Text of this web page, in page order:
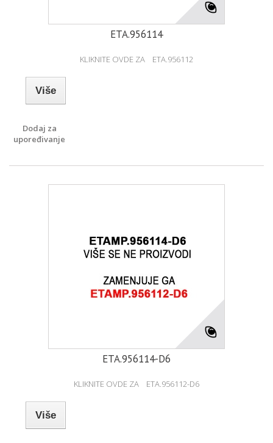
ETA.956114
KLIKNITE OVDE ZA ETA.956112
Više
Dodaj za
upoređivanje
ETA.956114-D6
KLIKNITE OVDE ZA ETA.956112-D6
Više